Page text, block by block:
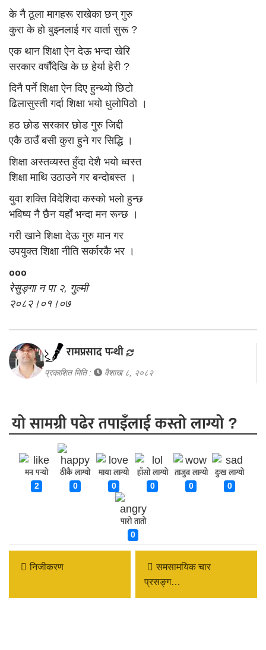
के नै ठूला मागहरू राखेका छन् गुरु
कुरा के हाे बुझ्नलाई गर वार्ता सुरू ?
एक थान शिक्षा ऐन देऊ भन्दा खेरि
सरकार वर्षाैंदेखि के छ हेर्या हेरी ?
दिनै पर्ने शिक्षा ऐन दिए हुन्थ्याे छिटो
ढिलासुस्ती गर्दा शिक्षा भयाे धुलाेपिठाे ।
हठ छाेड सरकार छाेड गुरु जिद्दी
एकै ठाउँ बसी कुरा हुने गर सिद्धि ।
शिक्षा अस्तव्यस्त हुँदा देशै भयाे ध्वस्त
शिक्षा माथि उठाउने गर बन्दाेबस्त ।
युवा शक्ति विदेशिदा कस्काे भलाे हुन्छ
भविष्य नै छैन यहाँ भन्दा मन रून्छ ।
गरी खाने शिक्षा देऊ गुरु मान गर
उपयुक्त शिक्षा नीति सर्कारकै भर ।
०००
रेसुङ्गा न पा २, गुल्मी
२०८२।०१।०७
रामप्रसाद पन्थी
प्रकाशित मिति : वैशाख ८, २०८२
यो सामग्री पढेर तपाइँलाई कस्तो लाग्यो ?
मन पर्‍यो
2
ठीकै लाग्यो
0
माया लाग्यो
0
हाँसो लाग्यो
0
ताजुब लाग्यो
0
दुःख लाग्यो
0
पारो तातो
0
निजीकरण
समसामयिक चार
प्रसङ्ग…